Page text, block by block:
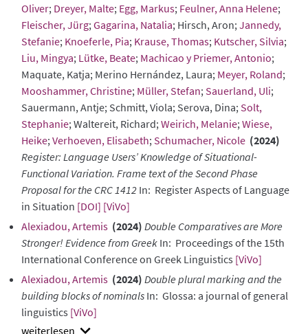
Oliver; Dreyer, Malte; Egg, Markus; Feulner, Anna Helene;
Fleischer, Jürg; Gagarina, Natalia; Hirsch, Aron; Jannedy,
Stefanie; Knoeferle, Pia; Krause, Thomas; Kutscher, Silvia;
Liu, Mingya; Lütke, Beate; Machicao y Priemer, Antonio;
Maquate, Katja; Merino Hernández, Laura; Meyer, Roland;
Mooshammer, Christine; Müller, Stefan; Sauerland, Uli;
Sauermann, Antje; Schmitt, Viola; Serova, Dina; Solt,
Stephanie; Waltereit, Richard; Weirich, Melanie; Wiese,
Heike; Verhoeven, Elisabeth; Schumacher, Nicole (2024)
Register: Language Users’ Knowledge of Situational-
Functional Variation. Frame text of the Second Phase
Proposal for the CRC 1412 In: Register Aspects of Language
in Situation [DOI] [ViVo]
Alexiadou, Artemis (2024) Double Comparatives are More
Stronger! Evidence from Greek In: Proceedings of the 15th
International Conference on Greek Linguistics [ViVo]
Alexiadou, Artemis (2024) Double plural marking and the
building blocks of nominals In: Glossa: a journal of general
linguistics [ViVo]